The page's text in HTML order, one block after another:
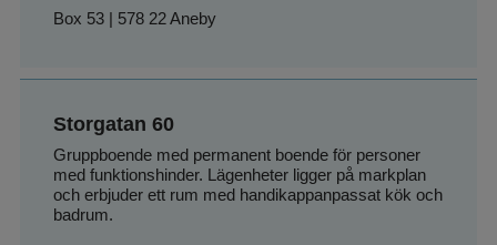
Box 53 | 578 22 Aneby
Storgatan 60
Gruppboende med permanent boende för personer
med funktionshinder. Lägenheter ligger på markplan
och erbjuder ett rum med handikappanpassat kök och
badrum.